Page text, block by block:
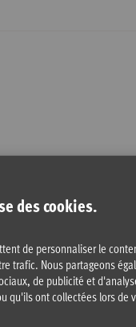
des cookies.
de personnaliser le
trafic. Nous partageons
de publicité et
qu'ils ont collectées lors de